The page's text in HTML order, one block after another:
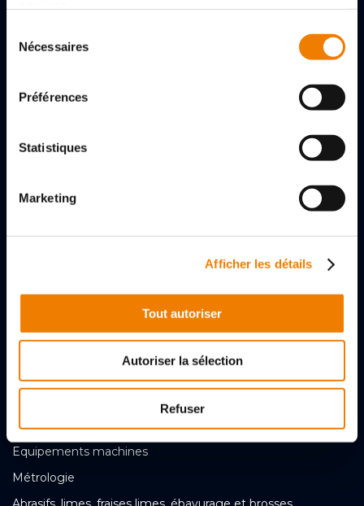
Nécessaires
Préférences
Statistiques
Marketing
Afficher les détails
Tout autoriser
Autoriser la sélection
Refuser
72000 LE MANS, FRANCE
+33 (0)243256056
Qualität & Cybersicherheit
Ambitionen und Zahlen
Unsere Karrieren
NOS PRODUITS
Coupe
Equipements machines
Métrologie